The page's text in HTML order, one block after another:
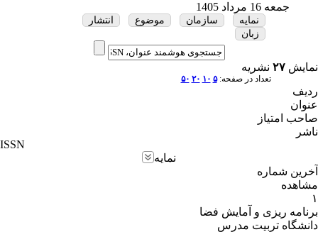
جمعه 16 مرداد 1405
نمایه سازمان موضوع
انتشار
زبان
نمایش ۲۷ نشریه
تعداد در صفحه:۵ ۱۰ ۲۰ ۵۰
ردیف
عنوان
صاحب امتیاز
ناشر
ISSN
نمایه
آخرین شماره
مشاهده
۱
برنامه ریزی و آمایش فضا
دانشگاه تربیت مدرس